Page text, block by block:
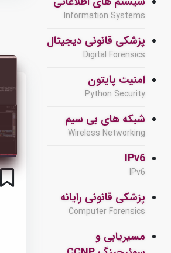
Information Systems
پزشکی قانونی دیجیتال
Digital Forensics
امنیت پایتون
Python Security
شبکه های بی سیم
Wireless Networking
IPv6
IPv6
پزشکی قانونی رایانه
Computer Forensics
مسیریابی و